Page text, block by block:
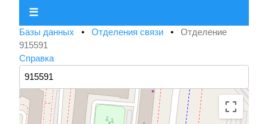
☰
Базы данных • Отделения связи • Отделение
915591
Справка